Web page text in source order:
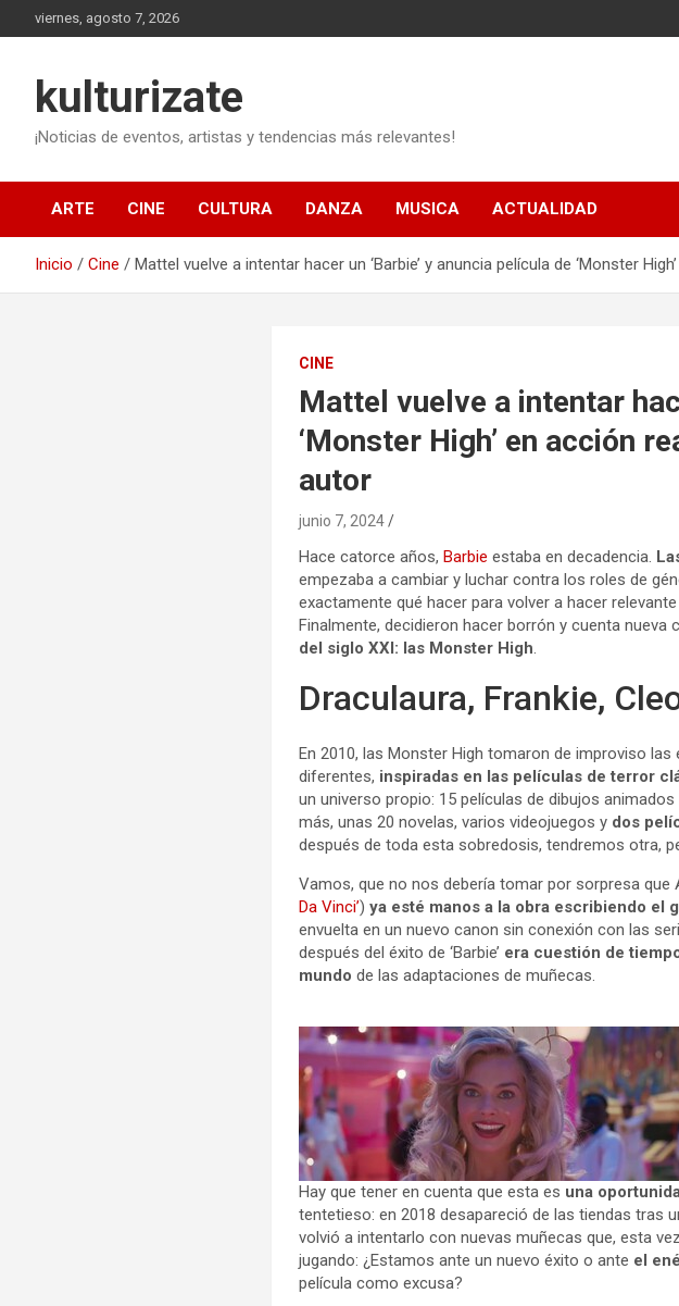
al
viernes, agosto 7, 2026
kulturizate
¡Noticias de eventos, artistas y tendencias más relevantes!
ARTE CINE CULTURA DANZA MUSICA ACTUALIDAD
Inicio Cine Mattel vuelve a intentar hacer un ‘Barbie’ y anuncia película de ‘Monster
CINE
Mattel vuelve a intentar
‘Monster High’ en acción
autor
junio 7, 2024
Hace catorce años,Barbie estaba en decadencia.
empezaba a cambiar y luchar contra los roles de
exactamente qué hacer para volver a hacer
Finalmente, decidieron hacer borrón y cuenta nueva
del siglo XXI: las Monster High.
Draculaura, Frankie,
En 2010, las Monster High tomaron de improviso
diferentes, inspiradas en las películas de terror
un universo propio: 15 películas de dibujos
más, unas 20 novelas, varios videojuegos y dos
después de toda esta sobredosis, tendremos otra,
Vamos, que no nos debería tomar por sorpresa que
Da Vinci’)ya esté manos a la obra escribiendo el
envuelta en un nuevo canon sin conexión con las
después del éxito de ‘Barbie’ era cuestión de
mundode las adaptaciones de muñecas.
Hay que tener en cuenta que esta es una
tentetieso: en 2018 desapareció de las tiendas tras
volvió a intentarlo con nuevas muñecas que, esta
jugando: ¿Estamos ante un nuevo éxito o ante el
película como excusa?